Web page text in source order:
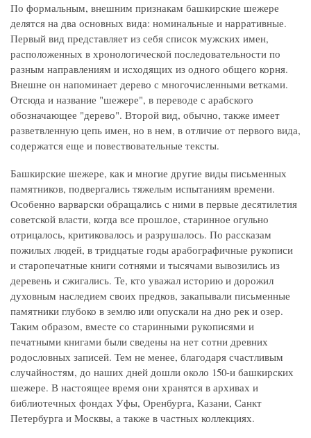
По формальным, внешним признакам башкирские шежере
делятся на два основных вида: номинальные и нарративные.
Первый вид представляет из себя список мужских имен,
расположенных в хронологической последовательности по
разным направлениям и исходящих из одного общего корня.
Внешне он напоминает дерево с многочисленными ветками.
Отсюда и название "шежере", в переводе с арабского
обозначающее "дерево". Второй вид, обычно, также имеет
разветвленную цепь имен, но в нем, в отличие от первого вида,
содержатся еще и повествовательные тексты.
Башкирские шежере, как и многие другие виды письменных
памятников, подвергались тяжелым испытаниям времени.
Особенно варварски обращались с ними в первые десятилетия
советской власти, когда все прошлое, старинное огульно
отрицалось, критиковалось и разрушалось. По рассказам
пожилых людей, в тридцатые годы арабографичные рукописи
и старопечатные книги сотнями и тысячами вывозились из
деревень и сжигались. Те, кто уважал историю и дорожил
духовным наследием своих предков, закапывали письменные
памятники глубоко в землю или опускали на дно рек и озер.
Таким образом, вместе со старинными рукописями и
печатными книгами были сведены на нет сотни древних
родословных записей. Тем не менее, благодаря счастливым
случайностям, до наших дней дошли около 150-и башкирских
шежере. В настоящее время они хранятся в архивах и
библиотечных фондах Уфы, Оренбурга, Казани, Санкт
Петербурга и Москвы, а также в частных коллекциях.